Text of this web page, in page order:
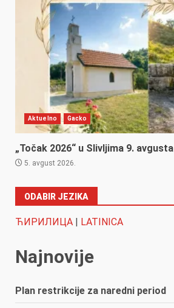
Aktuelno Gacko
„Točak 2026“ u Slivljima 9. avgusta
5. avgust 2026.
ODABIR JEZIKA
ЋИРИЛИЦА LATINICA
Najnovije
Plan restrikcije za naredni period